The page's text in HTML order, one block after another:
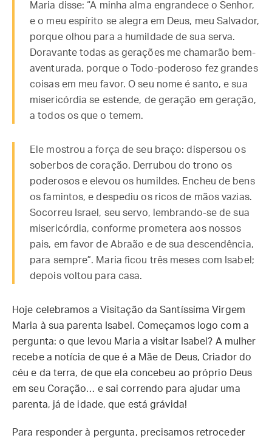
Maria disse: “A minha alma engrandece o Senhor,
e o meu espírito se alegra em Deus, meu Salvador,
porque olhou para a humildade de sua serva.
Doravante todas as gerações me chamarão bem-
aventurada, porque o Todo-poderoso fez grandes
coisas em meu favor. O seu nome é santo, e sua
misericórdia se estende, de geração em geração,
a todos os que o temem.
Ele mostrou a força de seu braço: dispersou os
soberbos de coração. Derrubou do trono os
poderosos e elevou os humildes. Encheu de bens
os famintos, e despediu os ricos de mãos vazias.
Socorreu Israel, seu servo, lembrando-se de sua
misericórdia, conforme prometera aos nossos
pais, em favor de Abraão e de sua descendência,
para sempre”. Maria ficou três meses com Isabel;
depois voltou para casa.
Hoje celebramos a Visitação da Santíssima Virgem
Maria à sua parenta Isabel. Começamos logo com a
pergunta: o que levou Maria a visitar Isabel? A mulher
recebe a notícia de que é a Mãe de Deus, Criador do
céu e da terra, de que ela concebeu ao próprio Deus
em seu Coração… e sai correndo para ajudar uma
parenta, já de idade, que está grávida!
Para responder à pergunta, precisamos retroceder